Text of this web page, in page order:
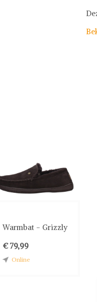
Warmbat - Grizzly
€ 79,99
Online